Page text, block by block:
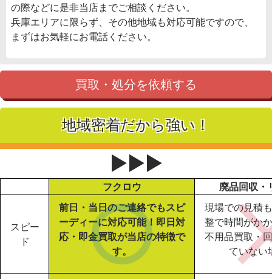
の際などに是非当店までご相談ください。
兵庫エリアに限らず、その他地域も対応可能ですので、
まずはお気軽にお電話ください。
買取・処分を依頼する
地域密着だから強い！
▶▶▶
フクロウ 廃品回収・
スピー
ド
前日・当日のご連絡でもスピ
ーディーに対応可能！即日対
応・即金買取が当店の特徴で
す。
現場での見積
整で時間がか
不用品買取・
ていない